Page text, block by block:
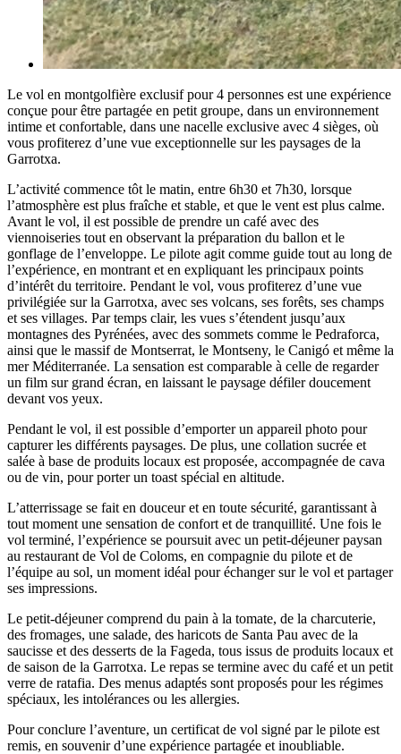
Le vol en montgolfière exclusif pour 4 personnes est une expérience
conçue pour être partagée en petit groupe, dans un environnement
intime et confortable, dans une nacelle exclusive avec 4 sièges, où
vous profiterez d’une vue exceptionnelle sur les paysages de la
Garrotxa.
L’activité commence tôt le matin, entre 6h30 et 7h30, lorsque
l’atmosphère est plus fraîche et stable, et que le vent est plus calme.
Avant le vol, il est possible de prendre un café avec des
viennoiseries tout en observant la préparation du ballon et le
gonflage de l’enveloppe. Le pilote agit comme guide tout au long de
l’expérience, en montrant et en expliquant les principaux points
d’intérêt du territoire. Pendant le vol, vous profiterez d’une vue
privilégiée sur la Garrotxa, avec ses volcans, ses forêts, ses champs
et ses villages. Par temps clair, les vues s’étendent jusqu’aux
montagnes des Pyrénées, avec des sommets comme le Pedraforca,
ainsi que le massif de Montserrat, le Montseny, le Canigó et même la
mer Méditerranée. La sensation est comparable à celle de regarder
un film sur grand écran, en laissant le paysage défiler doucement
devant vos yeux.
Pendant le vol, il est possible d’emporter un appareil photo pour
capturer les différents paysages. De plus, une collation sucrée et
salée à base de produits locaux est proposée, accompagnée de cava
ou de vin, pour porter un toast spécial en altitude.
L’atterrissage se fait en douceur et en toute sécurité, garantissant à
tout moment une sensation de confort et de tranquillité. Une fois le
vol terminé, l’expérience se poursuit avec un petit-déjeuner paysan
au restaurant de Vol de Coloms, en compagnie du pilote et de
l’équipe au sol, un moment idéal pour échanger sur le vol et partager
ses impressions.
Le petit-déjeuner comprend du pain à la tomate, de la charcuterie,
des fromages, une salade, des haricots de Santa Pau avec de la
saucisse et des desserts de la Fageda, tous issus de produits locaux et
de saison de la Garrotxa. Le repas se termine avec du café et un petit
verre de ratafia. Des menus adaptés sont proposés pour les régimes
spéciaux, les intolérances ou les allergies.
Pour conclure l’aventure, un certificat de vol signé par le pilote est
remis, en souvenir d’une expérience partagée et inoubliable.